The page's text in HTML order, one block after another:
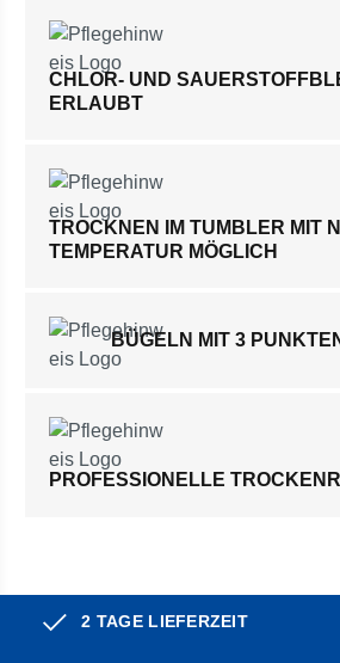
CHLOR- UND
ERLAUBT
TROCKNEN IM TUMBLER MIT
TEMPERATUR MÖGLICH
BÜGELN MIT 3
PROFESSIONELLE
2 TAGE LIEFERZEIT